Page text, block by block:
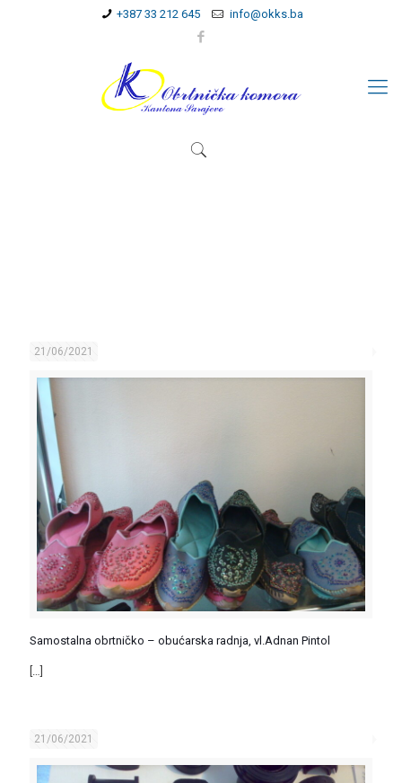
+387 33 212 645 info@okks.ba
21/06/2021
Samostalna obrtničko – obućarska radnja, vl.Adnan Pintol
[…]
21/06/2021